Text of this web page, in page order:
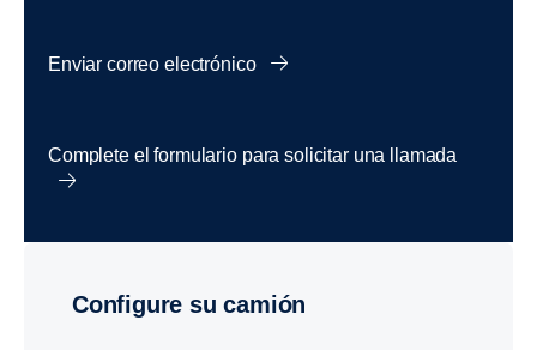
Enviar correo electrónico
Complete el formulario para solicitar una llamada
Configure su camión